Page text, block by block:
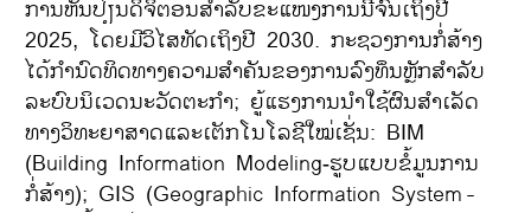
ການຫັນປ່ຽນດິຈິຕອນສໍາລັບຂະແໜງການນີ້ຈົນເຖິງປີ
2025, ໂດຍມີວິໄສທັດເຖິງປີ 2030. ກະຊວງການກໍ່ສ້າງ
ໄດ້ກໍານົດທິດທາງຄວາມສຳຄັນຂອງການລົງທຶນຫຼັກສຳລັບ
ລະບົບນິເວດນະວັດຕະກໍາ; ຍູ້ແຮງການນໍາໃຊ້ຜົນສໍາເລັດ
ທາງວິທະຍາສາດແລະເຕັກໂນໂລຊີໃໝ່ເຊັ່ນ: BIM
(Building Information Modeling-ຮູບແບບຂໍ້ມູນການ
ກໍ່ສ້າງ); GIS (Geographic Information System-